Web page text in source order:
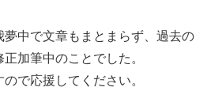
中で文章もまとまらず、過去の
加筆中のことでした。
で応援してください。